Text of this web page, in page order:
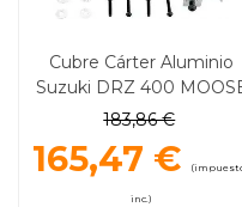
Cubre Cárter Aluminio
Suzuki DRZ 400
RACING
183,86 €
165,47 €
inc.)